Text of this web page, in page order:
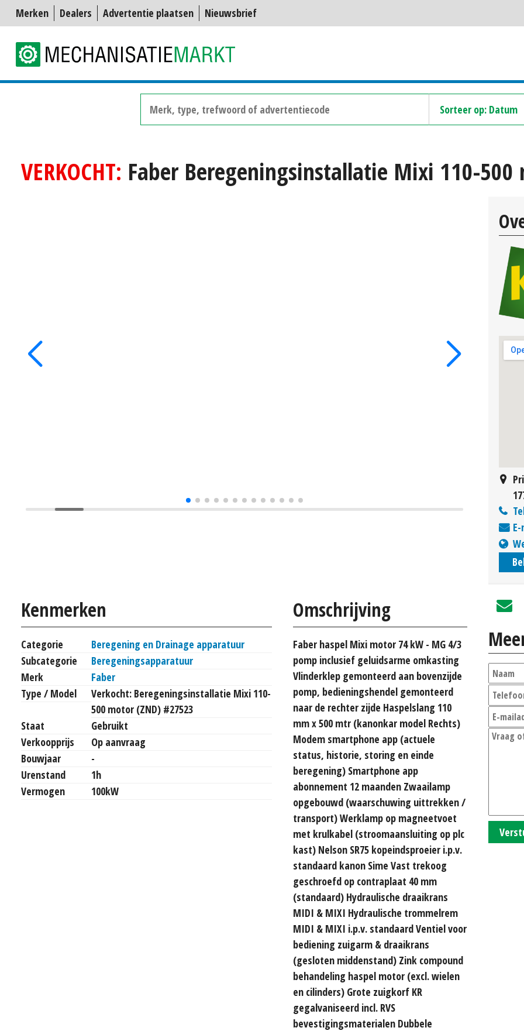
Merken Dealers Advertentie plaatsen Nieuwsbrief
VERKOCHT: Faber Beregeningsinstallatie Mixi 110-
Kenmerken
Categorie
Beregening en Drainage apparatuur
Subcategorie
Beregeningsapparatuur
Merk
Faber
Type / Model
Verkocht: Beregeningsinstallatie Mixi 110-
500 motor (ZND) #27523
Staat
Gebruikt
Verkoopprijs
Op aanvraag
Bouwjaar
-
Urenstand
1h
Vermogen
100kW
Omschrijving
Faber haspel Mixi motor 74 kW - MG 4/3
pomp inclusief geluidsarme omkasting
Vlinderklep gemonteerd aan bovenzijde
pomp, bedieningshendel gemonteerd
naar de rechter zijde Haspelslang 110
mm x 500 mtr (kanonkar model Rechts)
Modem smartphone app (actuele
status, historie, storing en einde
beregening) Smartphone app
abonnement 12 maanden Zwaailamp
opgebouwd (waarschuwing uittrekken /
transport) Werklamp op magneetvoet
met krulkabel (stroomaansluiting op plc
kast) Nelson SR75 kopeindsproeier i.p.v.
standaard kanon Sime Vast trekoog
geschroefd op contraplaat 40 mm
(standaard) Hydraulische draaikrans
MIDI & MIXI Hydraulische trommelrem
MIDI & MIXI i.p.v. standaard Ventiel voor
bediening zuigarm & draaikrans
(gesloten middenstand) Zink compound
behandeling haspel motor (excl. wielen
en cilinders) Grote zuigkorf KR
gegalvaniseerd incl. RVS
bevestigingsmaterialen Dubbele